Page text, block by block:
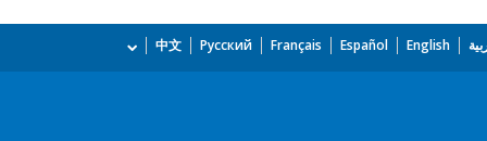
English
Español
Français
Русский
中文